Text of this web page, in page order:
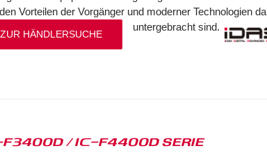
Vorteilen der Vorgänger und moderner Technologien
untergebracht sind.
ZUR HÄNDLERSUCHE
/ IC-F4400D SERIE